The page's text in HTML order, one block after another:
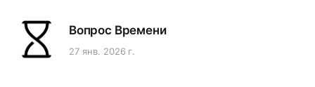
Вопрос Времени
27 янв. 2026 г.